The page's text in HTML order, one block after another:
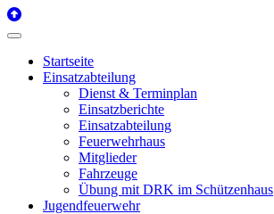
Startseite
Einsatzabteilung
Dienst & Terminplan
Einsatzberichte
Einsatzabteilung
Feuerwehrhaus
Mitglieder
Fahrzeuge
Übung mit DRK im Schützenhaus
Jugendfeuerwehr